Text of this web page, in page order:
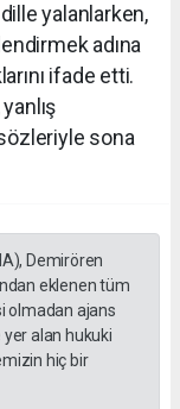
yalanlarken,
adına
ifade etti.
sona
Demirören
eklenen tüm
olmadan ajans
alan hukuki
hiç bir